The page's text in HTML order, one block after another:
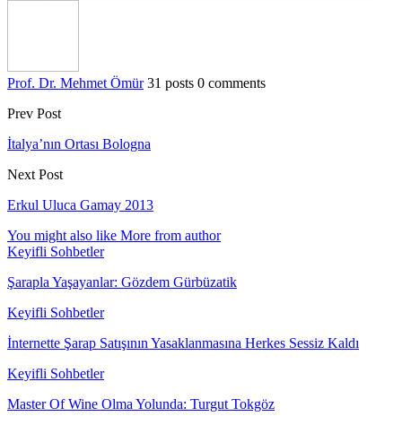
Prof. Dr. Mehmet Ömür 31 posts 0 comments
Prev Post
İtalya’nın Ortası Bologna
Next Post
Erkul Uluca Gamay 2013
You might also like More from author
Keyifli Sohbetler
Şarapla Yaşayanlar: Gözdem Gürbüzatik
Keyifli Sohbetler
İnternette Şarap Satışının Yasaklanmasına Herkes Sessiz Kaldı
Keyifli Sohbetler
Master Of Wine Olma Yolunda: Turgut Tokgöz